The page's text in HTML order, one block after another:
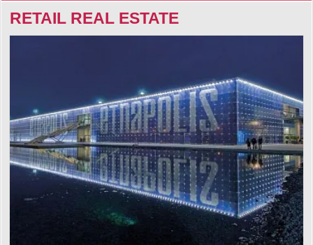
RETAIL REAL ESTATE